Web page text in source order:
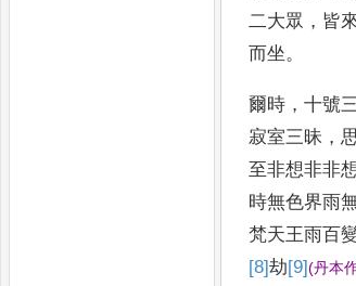
二大眾 ， 皆
而坐。
爾時 ， 十號
寂室三昧 ，
至非想非非想
時無色界雨
梵天王雨百
[8]劫[9](丹本